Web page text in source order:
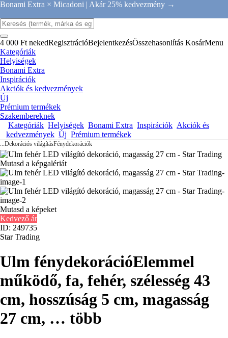
Bonami Extra × Micadoni | Akár 25% kedvezmény →
4 000 Ft nekedRegisztrációBejelentkezésÖsszehasonlítás KosárMenu
Kategóriák
Helyiségek
Bonami Extra
Inspirációk
Akciók és kedvezmények
Új
Prémium termékek
Szakembereknek
Kategóriák Helyiségek Bonami Extra Inspirációk Akciók és
kedvezmények Új Prémium termékek
...Dekorációs világításFénydekorációk
Mutasd a képgalériát
Mutasd a képeket
Kedvező ár
ID: 249735
Star Trading
Ulm fénydekorációElemmel
működő, fa, fehér, szélesség 43
cm, hosszúság 5 cm, magasság
27 cm, … több